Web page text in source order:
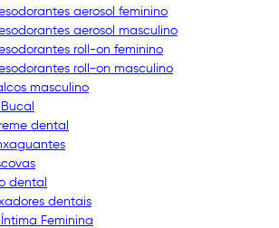
aerosol feminino
aerosol masculino
roll-on feminino
roll-on masculino
masculino
dental
dental
dentais
Feminina